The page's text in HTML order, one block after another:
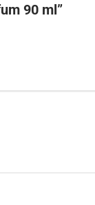
90 ml”